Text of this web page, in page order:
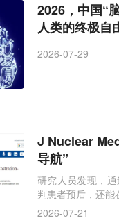
2026，中国“
人类的终极自
2026-07-29
J Nuclear
导航”
研究人员发现，
判患者预后，还能
2026-07-21